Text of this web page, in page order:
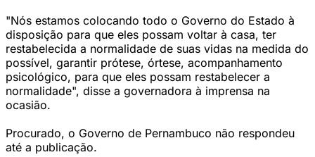
"Nós estamos colocando todo o Governo do Estado à
disposição para que eles possam voltar à casa, ter
restabelecida a normalidade de suas vidas na medida do
possível, garantir prótese, órtese, acompanhamento
psicológico, para que eles possam restabelecer a
normalidade", disse a governadora à imprensa na
ocasião.
Procurado, o Governo de Pernambuco não respondeu
até a publicação.